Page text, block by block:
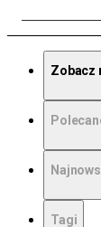
Zobacz
Tagi